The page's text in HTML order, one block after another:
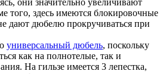
того, здесь имеются блокировочные
дают дюбелю прокручиваться при
универсальный дюбель, поскольку
как на полнотелые, так и
На гильзе имеется 3 лепестка,